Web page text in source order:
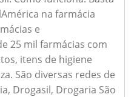
na farmácia
e
25 mil farmácias com
itens de higiene
São diversas redes de
Drogasil, Drogaria São